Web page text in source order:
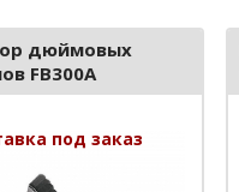
дюймовых
FB300A
под заказ